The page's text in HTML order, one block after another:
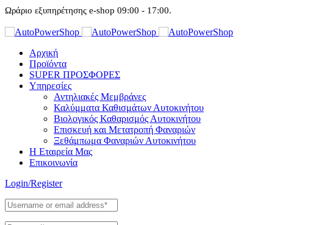
Ωράριο εξυπηρέτησης e-shop 09:00 - 17:00.
Αρχική
Προϊόντα
SUPER ΠΡΟΣΦΟΡΕΣ
Υπηρεσίες
Αντηλιακές Μεμβράνες
Καλύμματα Καθισμάτων Αυτοκινήτου
Βιολογικός Καθαρισμός Αυτοκινήτου
Επισκευή και Μετατροπή Φαναριών
Ξεθάμπωμα Φαναριών Αυτοκινήτου
Η Εταιρεία Μας
Επικοινωνία
Login/Register